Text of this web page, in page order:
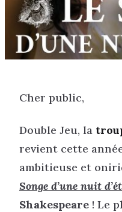
Cher public,
Double Jeu, la
revient cette
ambitieuse et
Songe d’une nuit
Shakespeare ! Le